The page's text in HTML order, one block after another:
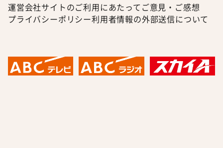
運営会社サイトのご利用にあたって ご意見・ご感想
プライバシーポリシー利用者情報の外部送信について